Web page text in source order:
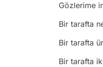
Gözlerime
Bir tarafta
Bir tarafta
Bir tarafta